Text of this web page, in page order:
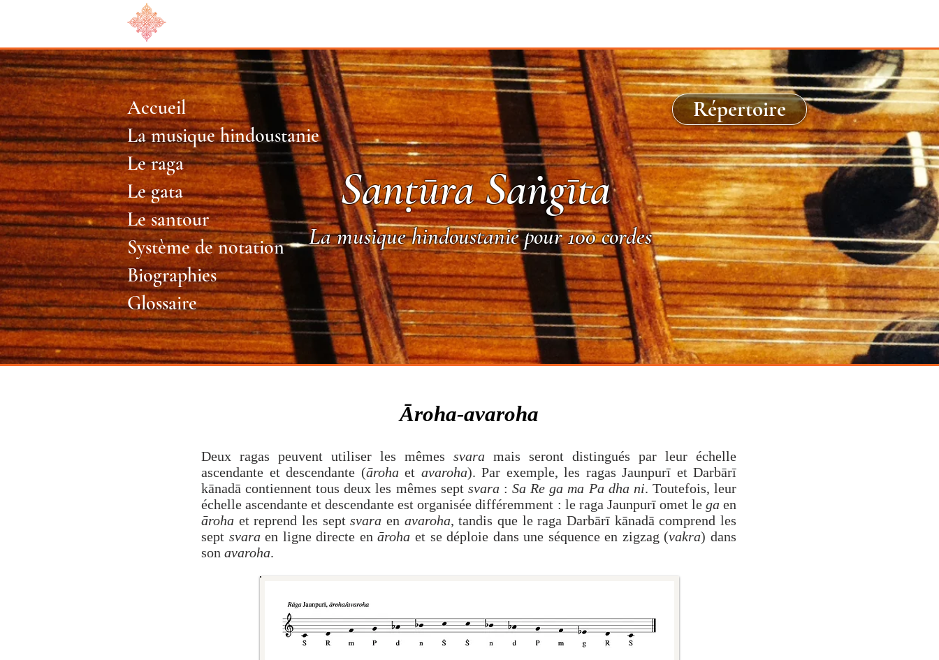
Accueil
La musique hindoustanie
Le raga
Le gata
Le santour
Système de notation
Biographies
Glossaire
Sanṭūra Saṅgīta
La musique hindoustanie pour 100 cordes
Répertoire
Āroha-avaroha
Deux ragas peuvent utiliser les mêmes svara mais seront distingués par leur échelle
ascendante et descendante (ārohaet avaroha). Par exemple, les ragas Jaunpurī et Darbārī
kānadā contiennent tous deux les mêmes sept svara:Sa Re ga ma Pa dha ni. Toutefois, leur
échelle ascendante et descendante est organisée différemment : le raga Jaunpurī omet le gaen
āroha et reprend les septsvara en avaroha, tandis que le raga Darbārī kānadā comprend les
sept svaraen ligne directe enāroha et se déploie dans une séquence en zigzag (vakra) dans
son avaroha.